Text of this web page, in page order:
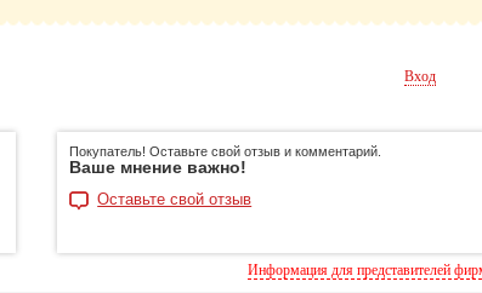
Вход
Покупатель! Оставьте свой отзыв и комментарий.
Ваше мнение важно!
Оставьте свой отзыв
Информация для представителей